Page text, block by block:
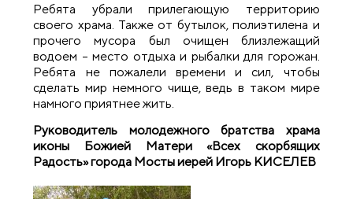
Ребята убрали прилегающую территорию
своего храма. Также от бутылок, полиэтилена и
прочего мусора был очищен близлежащий
водоем – место отдыха и рыбалки для горожан.
Ребята не пожалели времени и сил, чтобы
сделать мир немного чище, ведь в таком мире
намного приятнее жить.
Руководитель молодежного братства храма
иконы Божией Матери «Всех скорбящих
Радость» города Мосты иерей Игорь КИСЕЛЕВ